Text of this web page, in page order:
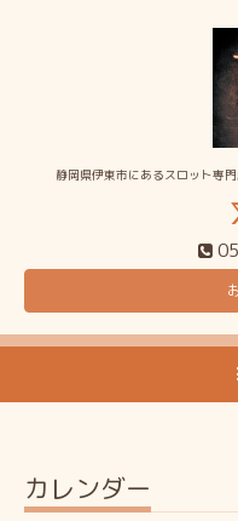
静岡県伊東市にあるスロット専
カレンダー